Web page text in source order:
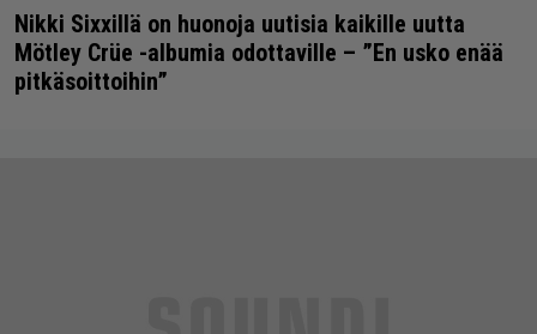
Nikki Sixxillä on huonoja uutisia kaikille uutta
Mötley Crüe -albumia odottaville – ”En usko enää
pitkäsoittoihin”